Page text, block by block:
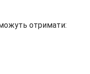
отримати: